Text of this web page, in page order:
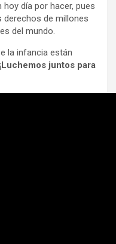
día por hacer, pues
derechos de millones
del mundo.
la infancia están
¡Luchemos juntos para